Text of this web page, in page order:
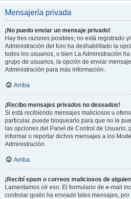
Mensajería privada
¡No puedo enviar un mensaje privado!
Hay tres razones posibles; no está registrado
Administración del foro ha deshabilitado la
todos los usuarios, o bien La Administración
grupo de usuarios, la opción de enviar
Administración para más información.
Arriba
¡Recibo mensajes privados no deseados!
Si está recibiendo mensajes maliciosos u
particular, puede bloquearlo para que no le
las opciones del Panel de Control de Usuario,
informar o reportar dichos mensajes a los
Administración.
Arriba
¡Recibí spam o correos maliciosos de
Lamentamos oír eso. El formulario de e-mail
controlar quién ha enviado tales mensajes,